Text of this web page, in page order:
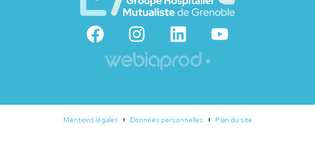
Mentions légales Données personnelles Plan du site